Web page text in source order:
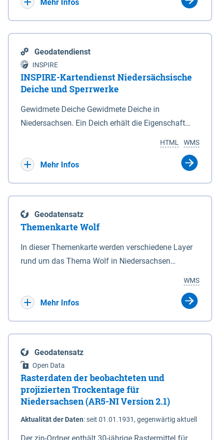
Mehr Infos
Geodatendienst
INSPIRE
INSPIRE-Kartendienst Niedersächsische
Deiche und Sperrwerke
Gewidmete Deiche Gewidmete Deiche in
Niedersachsen. Ein Deich erhält die Eigenschaft
Deichbehörde durch Verordnung ausspricht. Für
enthalten. Sperrwerke Sperrwerke sind Bauwerke
mit Sperrvorrichtungen in Tidegewässern, die dem
Schutz eines Gebietes vor erhöhten Tiden, vor allem
vor Sturmfluten, zu dienen bestimmt sind (§2 Abs.3
Eigenschaft eines Sperrwerkes durch Widmung, die
die Deichbehörde durch Verordnung ausspricht.
WMS
HTML
Mehr Infos
Geodatensatz
Themenkarte Wolf
In dieser Themenkarte werden verschiedene Layer
rund um das Thema Wolf in Niedersachsen
sowie Status der bestehenden Wolfsterritorien im
laufenden Monitoringjahr.
WMS
Mehr Infos
Geodatensatz
Open Data
Rasterdaten der beobachteten und
projizierten Trockentage für
Niedersachsen (AR5-NI Version 2.1)
Aktualität der Daten:seit 01.01.1931, gegenwärtig aktuell